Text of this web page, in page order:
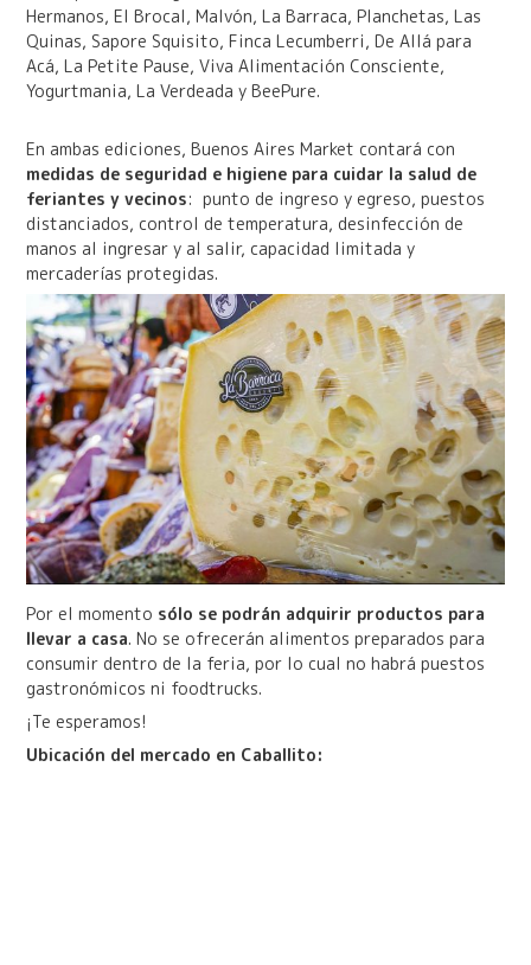
Hermanos, El Brocal, Malvón, La Barraca, Planchetas, Las
Quinas, Sapore Squisito, Finca Lecumberri, De Allá para
Acá, La Petite Pause, Viva Alimentación Consciente,
Yogurtmania, La Verdeada y BeePure.
En ambas ediciones, Buenos Aires Market contará con
medidas de seguridad e higiene para cuidar la salud de
feriantes y vecinos: punto de ingreso y egreso, puestos
distanciados, control de temperatura, desinfección de
manos al ingresar y al salir, capacidad limitada y
mercaderías protegidas.
Por el momento sólo se podrán adquirir productos para
llevar a casa. No se ofrecerán alimentos preparados para
consumir dentro de la feria, por lo cual no habrá puestos
gastronómicos ni foodtrucks.
¡Te esperamos!
Ubicación del mercado en Caballito: